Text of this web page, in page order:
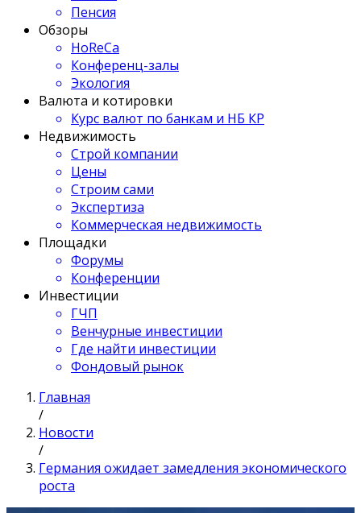
Пенсия
Обзоры
HoReCa
Конференц-залы
Экология
Валюта и котировки
Курс валют по банкам и НБ КР
Недвижимость
Строй компании
Цены
Строим сами
Экспертиза
Коммерческая недвижимость
Площадки
Форумы
Конференции
Инвестиции
ГЧП
Венчурные инвестиции
Где найти инвестиции
Фондовый рынок
Главная
/
Новости
/
Германия ожидает замедления экономического
роста